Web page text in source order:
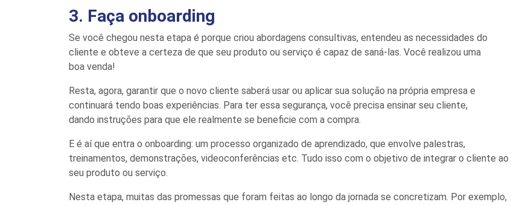
3. Faça onboarding
Se você chegou nesta etapa é porque criou abordagens consultivas, entendeu as necessidades do
cliente e obteve a certeza de que seu produto ou serviço é capaz de saná-las. Você realizou uma
boa venda!
Resta, agora, garantir que o novo cliente saberá usar ou aplicar sua solução na própria empresa e
continuará tendo boas experiências. Para ter essa segurança, você precisa ensinar seu cliente,
dando instruções para que ele realmente se beneficie com a compra.
E é aí que entra o onboarding: um processo organizado de aprendizado, que envolve palestras,
treinamentos, demonstrações, videoconferências etc. Tudo isso com o objetivo de integrar o cliente ao
seu produto ou serviço.
Nesta etapa, muitas das promessas que foram feitas ao longo da jornada se concretizam. Por exemplo,